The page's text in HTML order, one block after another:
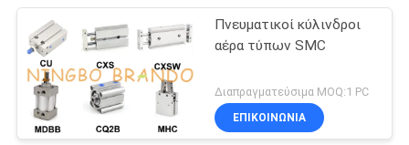
Πνευματικοί κύλινδροι
αέρα τύπων SMC
Διαπραγματεύσιμα MOQ:1 PC
ΕΠΙΚΟΙΝΩΝΙΑ